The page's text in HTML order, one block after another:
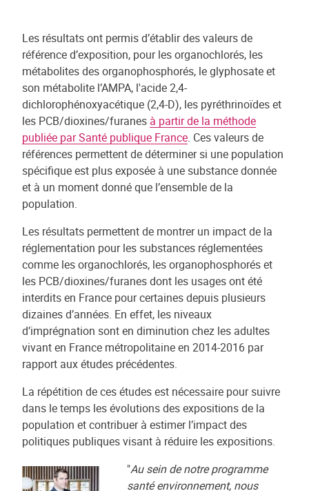
Les résultats ont permis d’établir des valeurs de
référence d’exposition, pour les organochlorés, les
métabolites des organophosphorés, le glyphosate et
son métabolite l’AMPA, l'acide 2,4-
dichlorophénoxyacétique (2,4-D), les pyréthrinoïdes et
les PCB/dioxines/furanes à partir de la méthode
publiée par Santé publique France. Ces valeurs de
références permettent de déterminer si une population
spécifique est plus exposée à une substance donnée
et à un moment donné que l’ensemble de la
population.
Les résultats permettent de montrer un impact de la
réglementation pour les substances réglementées
comme les organochlorés, les organophosphorés et
les PCB/dioxines/furanes dont les usages ont été
interdits en France pour certaines depuis plusieurs
dizaines d’années. En effet, les niveaux
d’imprégnation sont en diminution chez les adultes
vivant en France métropolitaine en 2014-2016 par
rapport aux études précédentes.
La répétition de ces études est nécessaire pour suivre
dans le temps les évolutions des expositions de la
population et contribuer à estimer l’impact des
politiques publiques visant à réduire les expositions.
"Au sein de notre programme
santé environnement, nous